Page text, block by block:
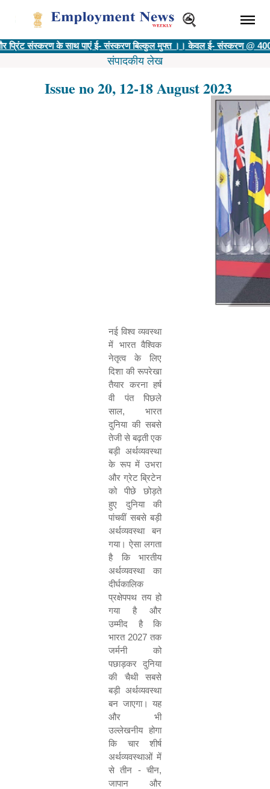
के साथ पाएं ई- संस्करण बिल्कुल मुफ्त ।। केवल ई- संस्करण @ 400 रु ||
संपादकीय लेख
Issue no 20, 12-18 August 2023
नई विश्व व्यवस्था
में भारत वैश्विक
नेतृत्व के लिए
दिशा की रूपरेखा
तैयार करना हर्ष
वी पंत पिछले
साल, भारत
दुनिया की सबसे
तेजी से बढ़ती एक
बड़ी अर्थव्यवस्था
के रूप में उभरा
और ग्रेट ब्रिटेन
को पीछे छोड़ते
हुए दुनिया की
पांचवीं सबसे बड़ी
अर्थव्यवस्था बन
गया। ऐसा लगता
है कि भारतीय
अर्थव्यवस्था का
दीर्घकालिक
प्रक्षेपपथ तय हो
गया है और
उम्मीद है कि
भारत 2027 तक
जर्मनी को
पछाड़कर दुनिया
की चैथी सबसे
बड़ी अर्थव्यवस्था
बन जाएगा। यह
और भी
उल्लेखनीय होगा
कि चार शीर्ष
अर्थव्यवस्थाओं में
से तीन - चीन,
जापान और